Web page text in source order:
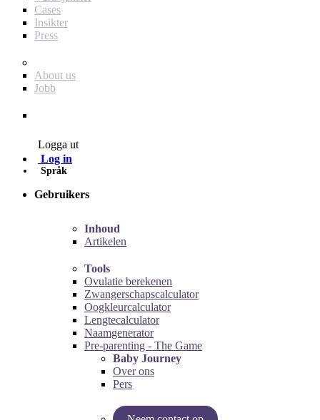
Cases
Insikter
Press
About us
Jobb
Logga ut
Log in
Språk
Gebruikers
Inhoud
Artikelen
Tools
Ovulatie berekenen
Zwangerschapscalculator
Oogkleurcalculator
Lengtecalculator
Naamgenerator
Pre-parenting - The Game
Baby Journey
Over ons
Pers